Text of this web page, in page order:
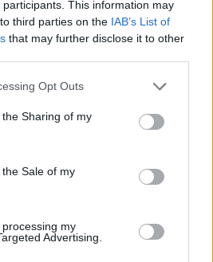
participants. This information may
third parties on the IAB’s List of
that may further disclose it to other
app uses one or more Google
usage behaviour. You may click to
Google and its third-party tags to
purposes in below Google
Opt Outs
Sharing of my
Sale of my
my
Advertising.
első majdnem három
vonzott a Pompidou
más korábbi
száz művet felvonultató
azt kívánja bemutatni,
meg a populáris kultúra és
közti határokat, hogyan
áron kelnek el,
rekordot jelentő 58,4 millió
2013 novemberben a